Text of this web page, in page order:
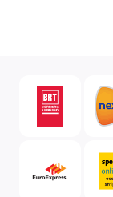
Corriere
Corriere